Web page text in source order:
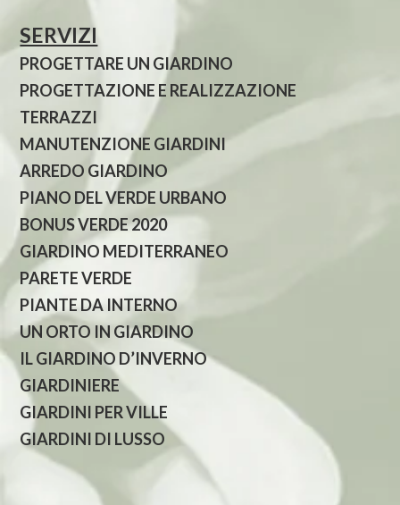
SERVIZI
PROGETTARE UN GIARDINO
PROGETTAZIONE E REALIZZAZIONE
TERRAZZI
MANUTENZIONE GIARDINI
ARREDO GIARDINO
PIANO DEL VERDE URBANO
BONUS VERDE 2020
GIARDINO MEDITERRANEO
PARETE VERDE
PIANTE DA INTERNO
UN ORTO IN GIARDINO
IL GIARDINO D’INVERNO
GIARDINIERE
GIARDINI PER VILLE
GIARDINI DI LUSSO